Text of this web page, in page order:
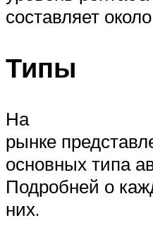
составляет
Типы
На
рынке
основных типа
Подробней о
них.